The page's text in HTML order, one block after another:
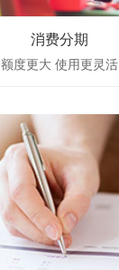
消费分期
额度更大 使用更灵活